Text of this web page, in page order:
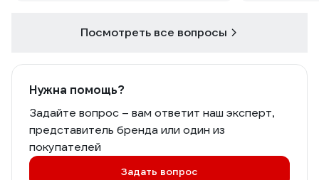
Посмотреть все вопросы
Нужна помощь?
Задайте вопрос – вам ответит наш эксперт,
представитель бренда или один из
покупателей
Задать вопрос